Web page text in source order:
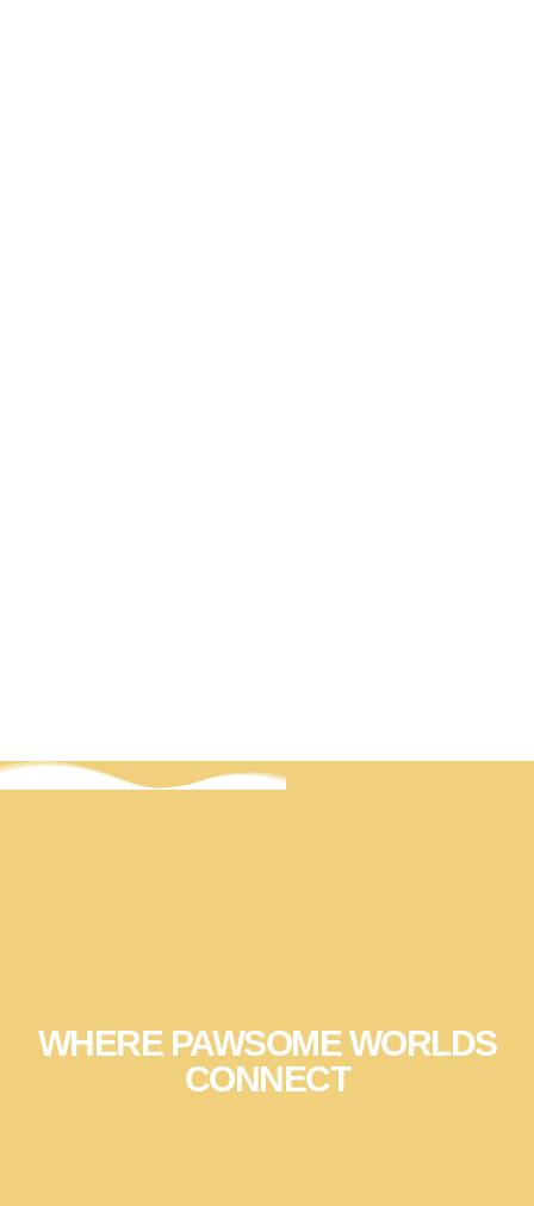
WHERE PAWSOME WORLDS
CONNECT